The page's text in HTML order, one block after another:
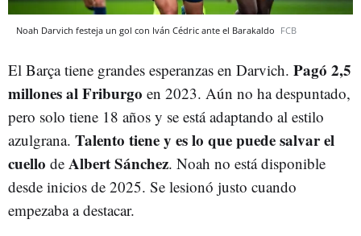
Noah Darvich festeja un gol con Iván Cédric ante el Barakaldo FCB
El Barça tiene grandes esperanzas en Darvich. Pagó 2,5
millones al Friburgo en 2023. Aún no ha despuntado,
pero solo tiene 18 años y se está adaptando al estilo
azulgrana. Talento tiene y es lo que puede salvar el
cuello de Albert Sánchez. Noah no está disponible
desde inicios de 2025. Se lesionó justo cuando
empezaba a destacar.